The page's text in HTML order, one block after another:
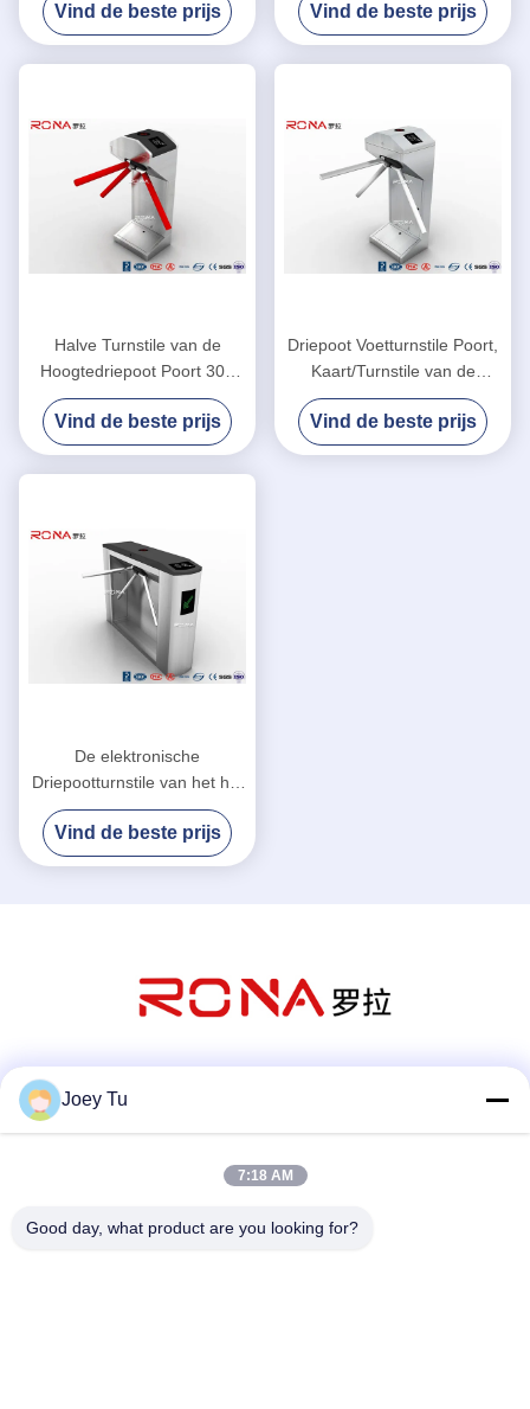
Veiligheidspoorten met
Betrouwbare
Ingangsoplossing
Vind de beste prijs
Zilveren Kleur van de
Passagebreedte
Vind de beste prijs
Halve Turnstile van de
Hoogtedriepoot Poort 304
Beide Roestvrij staal
Richtingrfid-Kaartlezer
Vind de beste prijs
Driepoot Voetturnstile Poort,
Kaart/Turnstile van de
Vingerafdruk Half Hoogte
Toegangsbeheer
Vind de beste prijs
De elektronische
Driepootturnstile van het het
Toegangsbeheersysteem
van de Poortveiligheid
Regelbare Openingstijd
Vind de beste prijs
Joey Tu
7:18 AM
Good day, what product are you looking for?